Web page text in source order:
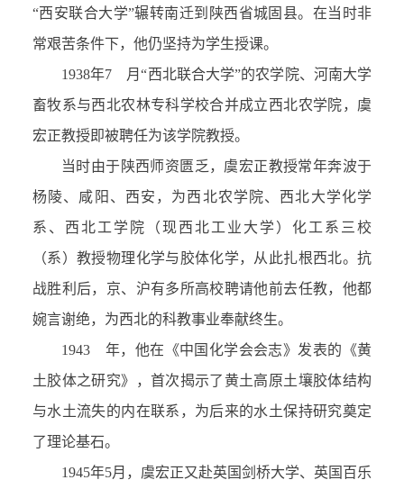
“西安联合大学”辗转南迁到陕西省城固县。在当时非
常艰苦条件下，他仍坚持为学生授课。
1938年7 月“西北联合大学”的农学院、河南大学
畜牧系与西北农林专科学校合并成立西北农学院，虞
宏正教授即被聘任为该学院教授。
当时由于陕西师资匮乏，虞宏正教授常年奔波于
杨陵、咸阳、西安，为西北农学院、西北大学化学
系、西北工学院（现西北工业大学）化工系三校
（系）教授物理化学与胶体化学，从此扎根西北。抗
战胜利后，京、沪有多所高校聘请他前去任教，他都
婉言谢绝，为西北的科教事业奉献终生。
1943 年，他在《中国化学会会志》发表的《黄
土胶体之研究》，首次揭示了黄土高原土壤胶体结构
与水土流失的内在联系，为后来的水土保持研究奠定
了理论基石。
1945年5月，虞宏正又赴英国剑桥大学、英国百乐